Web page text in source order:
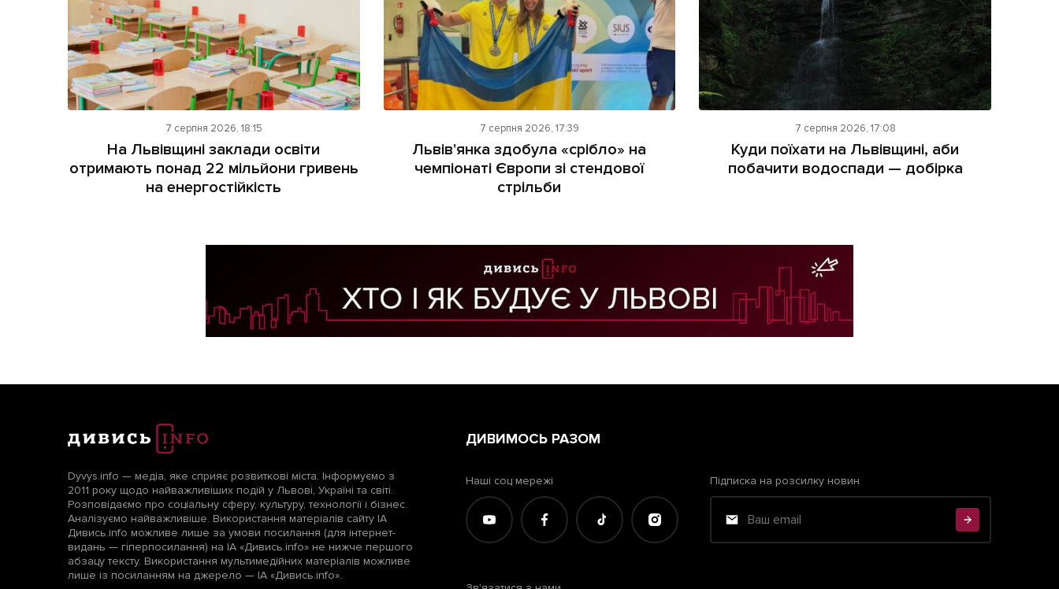
7 серпня 2026, 18:15
На Львівщині заклади освіти
отримають понад 22 мільйони гривень
на енергостійкість
7 серпня 2026, 17:39
Львів'янка здобула «срібло» на
чемпіонаті Європи зі стендової
стрільби
7 серпня 2026, 17:08
Куди поїхати на Львівщині, аби
побачити водоспади — добірка
Dyvys.info — медіа, яке сприяє розвиткові міста. Інформуємо з
2011 року щодо найважливіших подій у Львові, Україні та світі.
Розповідаємо про соціальну сферу, культуру, технології і бізнес.
Аналізуємо найважливіше. Використання матеріалів сайту ІА
Дивись.info можливе лише за умови посилання (для інтернет-
видань — гіперпосилання) на ІА «Дивись.info» не нижче першого
абзацу тексту. Використання мультимедійних матеріалів можливе
лише із посиланням на джерело — ІА «Дивись.info».
ДИВИМОСЬ РАЗОМ
Наші соц мережі Підписка на розсилку новин